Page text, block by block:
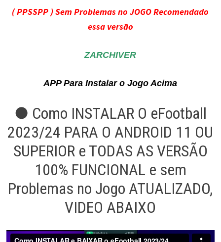
( PPSSPP ) Sem Problemas no JOGO Recomendado
essa versão
ZARCHIVER
APP Para Instalar o Jogo Acima
● Como INSTALAR O eFootball
2023/24 PARA O ANDROID 11 OU
SUPERIOR e TODAS AS VERSÃO
100% FUNCIONAL e sem
Problemas no Jogo ATUALIZADO,
VIDEO ABAIXO